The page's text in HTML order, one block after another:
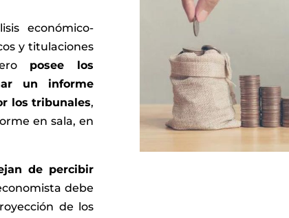
económico-
y titulaciones
posee los
un informe
los tribunales,
en sala, en
de percibir
debe
de los